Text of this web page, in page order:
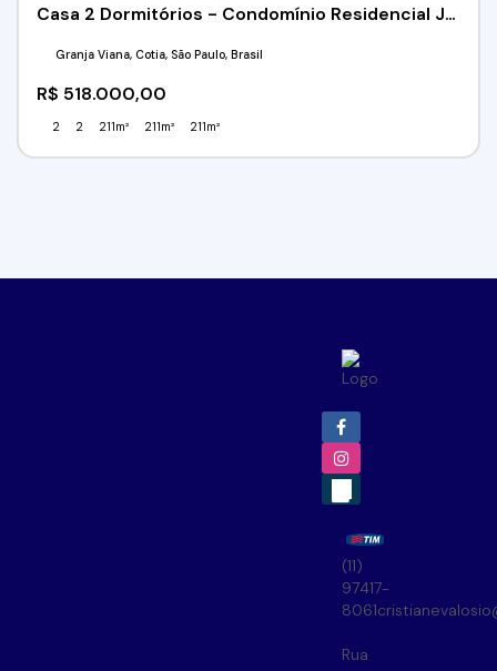
Casa 2 Dormitórios - Condomínio Residencial Jardim Europa - Granja Viana - Cotia/SP
R$ 518.000,00
Granja Viana, Cotia, São Paulo, Brasil
2 2 211m² 211m² 211m²
(11)
97417-
8061
Rua